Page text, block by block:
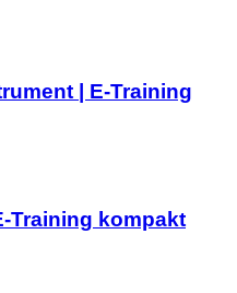
| E-Training
Training kompakt